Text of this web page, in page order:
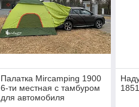
Палатка Mircamping 1900
6-ти местная с тамбуром
для автомобиля